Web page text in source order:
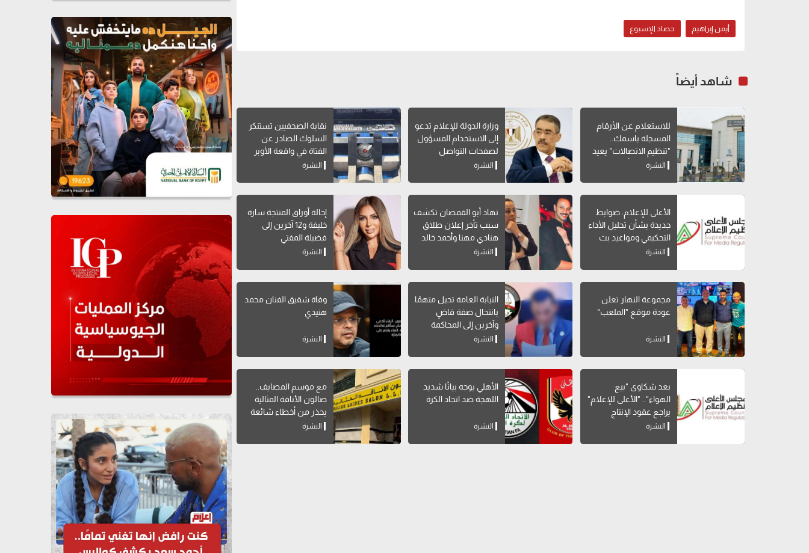
أيمن إبراهيم حصاد الإسبوع
شاهد أيضاً
للاستعلام عن الأرقام
المسجلة باسمك..
"تنظيم الاتصالات" يعيد
إتاحة خدمة "أرقامي" عبر
النشرة
وزارة الدولة للإعلام تدعو
إلى الاستخدام المسؤول
لصفحات التواصل
الاجتماعي
النشرة
نقابة الصحفيين تستنكر
السلوك الصادر عن
الفتاة في واقعة الأوبر
النشرة
الأعلى للإعلام: ضوابط
جديدة بشأن تحليل الأداء
التحكيمي ومواعيد بث
البرامج الرياضية
النشرة
نهاد أبو القمصان تكشف
سبب تأخر إعلان طلاق
هنادي مهنا وأحمد خالد
صالحالنشرة
إحالة أوراق المنتجة سارة
خليفة و12 آخرين إلى
فضيلة المفتي
النشرة
مجموعة النهار تعلن
عودة موقع "الملعب"
النشرة
النيابة العامة تحيل متهمًا
بانتحال صفة قاضٍ
وآخرين إلى المحاكمة
النشرة
وفاة شقيق الفنان محمد
هنيدي
النشرة
بعد شكاوى "بيع
الهواء".. "الأعلى للإعلام"
يراجع عقود الإنتاج
المشترك بالقنوات
النشرة
الأهلي يوجه بيانًا شديد
اللهجة ضد اتحاد الكرة
النشرة
مع موسم المصايف..
صالون الأناقة المثالية
يحذر من أخطاء شائعة
تؤثر على صحة الجلد
النشرة